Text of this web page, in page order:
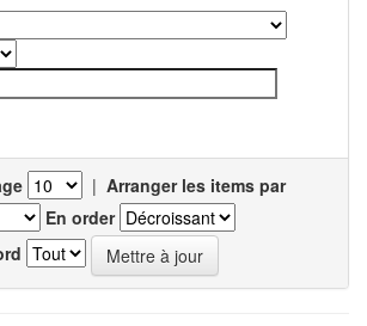
| Arranger les items par
En order